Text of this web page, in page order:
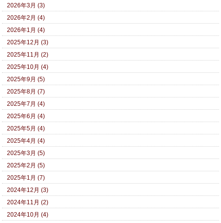
2026年3月 (3)
2026年2月 (4)
2026年1月 (4)
2025年12月 (3)
2025年11月 (2)
2025年10月 (4)
2025年9月 (5)
2025年8月 (7)
2025年7月 (4)
2025年6月 (4)
2025年5月 (4)
2025年4月 (4)
2025年3月 (5)
2025年2月 (5)
2025年1月 (7)
2024年12月 (3)
2024年11月 (2)
2024年10月 (4)